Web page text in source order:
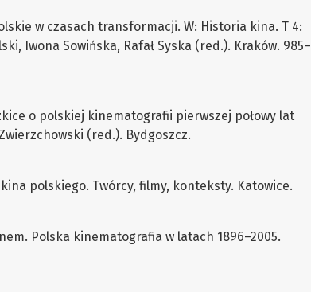
w czasach transformacji. W: Historia kina. T 4:
Iwona Sowińska, Rafał Syska (red.). Kraków. 985–
o polskiej kinematografii pierwszej połowy lat
(red.). Bydgoszcz.
polskiego. Twórcy, filmy, konteksty. Katowice.
Polska kinematografia w latach 1896–2005.